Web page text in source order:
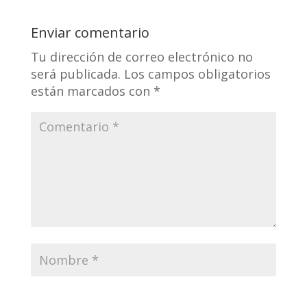
Enviar comentario
Tu dirección de correo electrónico no
será publicada. Los campos obligatorios
están marcados con *